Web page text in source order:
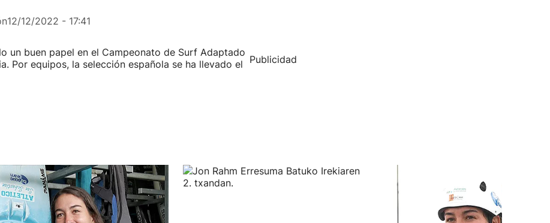
12/12/2022 - 17:41
un buen papel en el Campeonato de Surf Adaptado
Por equipos, la selección española se ha llevado el
Publicidad